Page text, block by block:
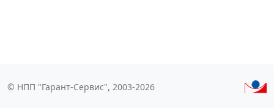
© НПП "Гарант-Сервис", 2003-2026